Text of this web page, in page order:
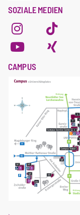
SOZIALE MEDIEN
CAMPUS